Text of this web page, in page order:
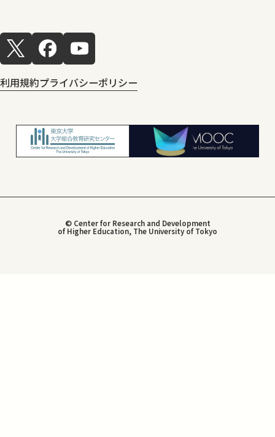
利用規約プライバシーポリシー
© Center for Research and Development
of Higher Education, The University of Tokyo